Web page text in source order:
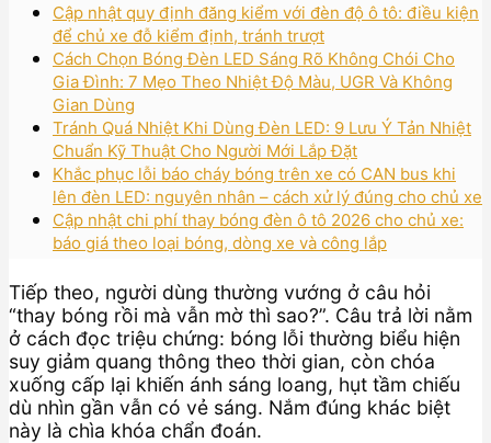
Cập nhật quy định đăng kiểm với đèn độ ô tô: điều kiện
để chủ xe đỗ kiểm định, tránh trượt
Cách Chọn Bóng Đèn LED Sáng Rõ Không Chói Cho
Gia Đình: 7 Mẹo Theo Nhiệt Độ Màu, UGR Và Không
Gian Dùng
Tránh Quá Nhiệt Khi Dùng Đèn LED: 9 Lưu Ý Tản Nhiệt
Chuẩn Kỹ Thuật Cho Người Mới Lắp Đặt
Khắc phục lỗi báo cháy bóng trên xe có CAN bus khi
lên đèn LED: nguyên nhân – cách xử lý đúng cho chủ xe
Cập nhật chi phí thay bóng đèn ô tô 2026 cho chủ xe:
báo giá theo loại bóng, dòng xe và công lắp
Tiếp theo, người dùng thường vướng ở câu hỏi
“thay bóng rồi mà vẫn mờ thì sao?”. Câu trả lời nằm
ở cách đọc triệu chứng: bóng lỗi thường biểu hiện
suy giảm quang thông theo thời gian, còn chóa
xuống cấp lại khiến ánh sáng loang, hụt tầm chiếu
dù nhìn gần vẫn có vẻ sáng. Nắm đúng khác biệt
này là chìa khóa chẩn đoán.